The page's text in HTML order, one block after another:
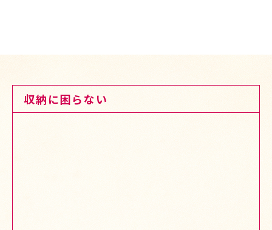
収納に困らない